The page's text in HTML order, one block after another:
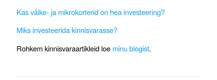
Kas väike- ja mikrokorterid on hea investeering?
Miks investeerida kinnisvarasse?
Rohkem kinnisvaraartikleid loe minu blogist.